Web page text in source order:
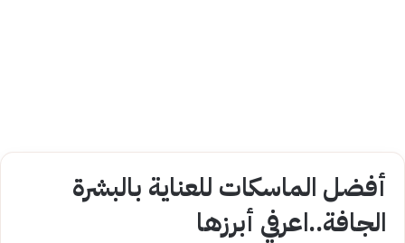
أفضل الماسكات للعناية بالبشرة
الجافة..اعرفي أبرزها